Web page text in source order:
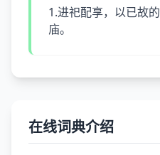
1.进祀配享，以已故
庙。
在线词典介绍